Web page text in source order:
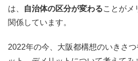
は、
自治体の区分が変わることがメ
関係しています。
2022年の今、大阪都構想のいきさ